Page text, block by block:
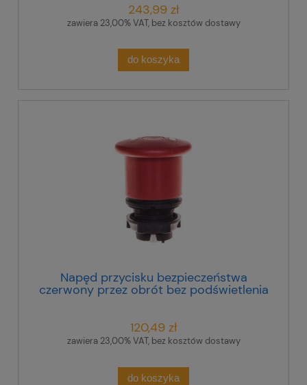
243,99 zł
zawiera 23,00% VAT, bez kosztów dostawy
do koszyka
Napęd przycisku bezpieczeństwa
czerwony przez obrót bez podświetlenia
ZB5AT8643M
120,49 zł
zawiera 23,00% VAT, bez kosztów dostawy
do koszyka